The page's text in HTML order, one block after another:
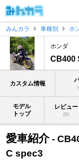
みんカラ
車種別 ホ
ホンダ
CB400
カスタム情報
モデル
トップ
レビュー
(9)
愛車紹介-
C spec3